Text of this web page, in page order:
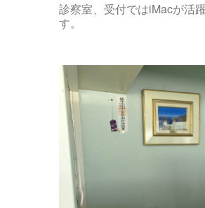
診察室、受付ではiMacが活
す。